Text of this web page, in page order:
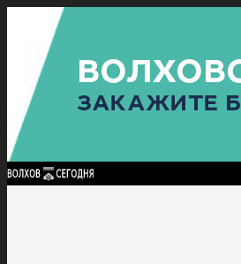
Найти:
ГЛАВНАЯ ПОЛИТИКАПРОИСШЕСТВИЯ
ПОЛИТИКА
КУЛЬТУРА
ПОСЕЛЕНИЯ